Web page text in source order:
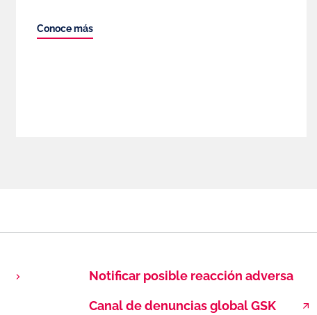
Conoce más
Notificar posible reacción adversa
Canal de denuncias global GSK